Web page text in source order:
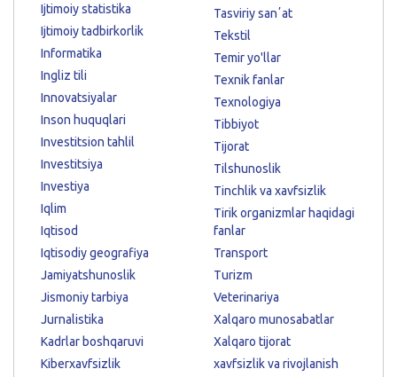
Ijtimoiy statistika
Ijtimoiy tadbirkorlik
Informatika
Ingliz tili
Innovatsiyalar
Inson huquqlari
Investitsion tahlil
Investitsiya
Investiya
Iqlim
Iqtisod
Iqtisodiy geografiya
Jamiyatshunoslik
Jismoniy tarbiya
Jurnalistika
Kadrlar boshqaruvi
Kiberxavfsizlik
Tasviriy sanʼat
Tekstil
Temir yo'llar
Texnik fanlar
Texnologiya
Tibbiyot
Tijorat
Tilshunoslik
Tinchlik va xavfsizlik
Tirik organizmlar haqidagi
fanlar
Transport
Turizm
Veterinariya
Xalqaro munosabatlar
Xalqaro tijorat
xavfsizlik va rivojlanish